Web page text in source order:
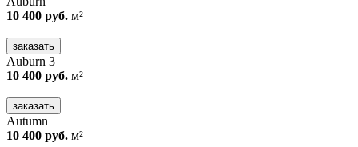
10 400 руб. м²
заказать
Auburn 3
10 400 руб. м²
заказать
Autumn
10 400 руб. м²